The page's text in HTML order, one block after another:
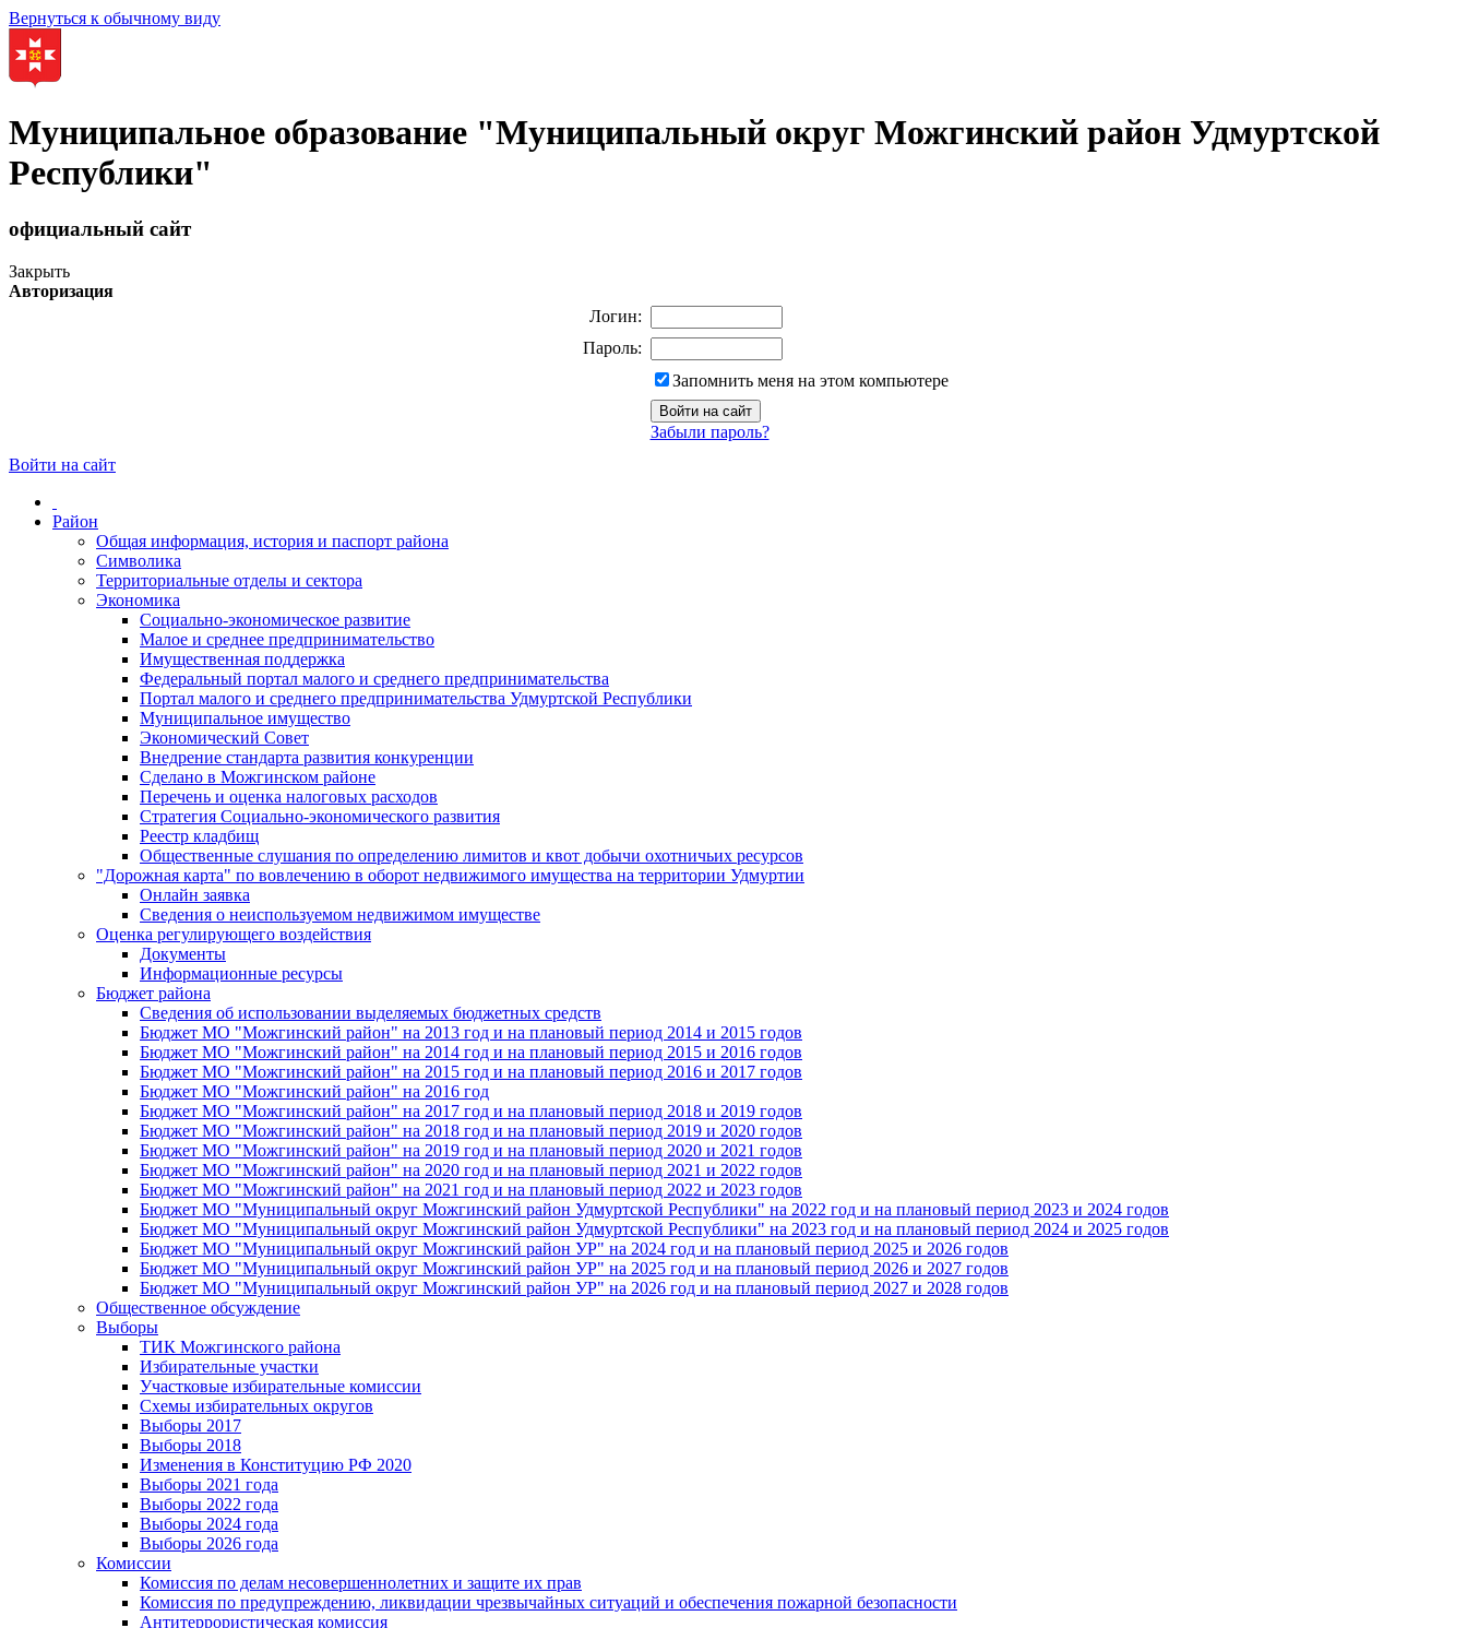
Вернуться к обычному виду
Муниципальное образование "Муниципальный округ Можгинский район Удмуртской
Республики"
официальный сайт
Закрыть
Авторизация
Логин:
Пароль:
Запомнить меня на этом компьютере
Забыли пароль?
Войти на сайт
Район
Общая информация, история и паспорт района
Символика
Территориальные отделы и сектора
Экономика
Социально-экономическое развитие
Малое и среднее предпринимательство
Имущественная поддержка
Федеральный портал малого и среднего предпринимательства
Портал малого и среднего предпринимательства Удмуртской Республики
Муниципальное имущество
Экономический Совет
Внедрение стандарта развития конкуренции
Сделано в Можгинском районе
Перечень и оценка налоговых расходов
Стратегия Социально-экономического развития
Реестр кладбищ
Общественные слушания по определению лимитов и квот добычи охотничьих ресурсов
"Дорожная карта" по вовлечению в оборот недвижимого имущества на территории Удмуртии
Онлайн заявка
Сведения о неиспользуемом недвижимом имуществе
Оценка регулирующего воздействия
Документы
Информационные ресурсы
Бюджет района
Сведения об использовании выделяемых бюджетных средств
Бюджет МО "Можгинский район" на 2013 год и на плановый период 2014 и 2015 годов
Бюджет МО "Можгинский район" на 2014 год и на плановый период 2015 и 2016 годов
Бюджет МО "Можгинский район" на 2015 год и на плановый период 2016 и 2017 годов
Бюджет МО "Можгинский район" на 2016 год
Бюджет МО "Можгинский район" на 2017 год и на плановый период 2018 и 2019 годов
Бюджет МО "Можгинский район" на 2018 год и на плановый период 2019 и 2020 годов
Бюджет МО "Можгинский район" на 2019 год и на плановый период 2020 и 2021 годов
Бюджет МО "Можгинский район" на 2020 год и на плановый период 2021 и 2022 годов
Бюджет МО "Можгинский район" на 2021 год и на плановый период 2022 и 2023 годов
Бюджет МО "Муниципальный округ Можгинский район Удмуртской Республики" на 2022 год и на плановый период 2023 и 2024 годов
Бюджет МО "Муниципальный округ Можгинский район Удмуртской Республики" на 2023 год и на плановый период 2024 и 2025 годов
Бюджет МО "Муниципальный округ Можгинский район УР" на 2024 год и на плановый период 2025 и 2026 годов
Бюджет МО "Муниципальный округ Можгинский район УР" на 2025 год и на плановый период 2026 и 2027 годов
Бюджет МО "Муниципальный округ Можгинский район УР" на 2026 год и на плановый период 2027 и 2028 годов
Общественное обсуждение
Выборы
ТИК Можгинского района
Избирательные участки
Участковые избирательные комиссии
Схемы избирательных округов
Выборы 2017
Выборы 2018
Изменения в Конституцию РФ 2020
Выборы 2021 года
Выборы 2022 года
Выборы 2024 года
Выборы 2026 года
Комиссии
Комиссия по делам несовершеннолетних и защите их прав
Комиссия по предупреждению, ликвидации чрезвычайных ситуаций и обеспечения пожарной безопасности
Антитеррористическая комиссия